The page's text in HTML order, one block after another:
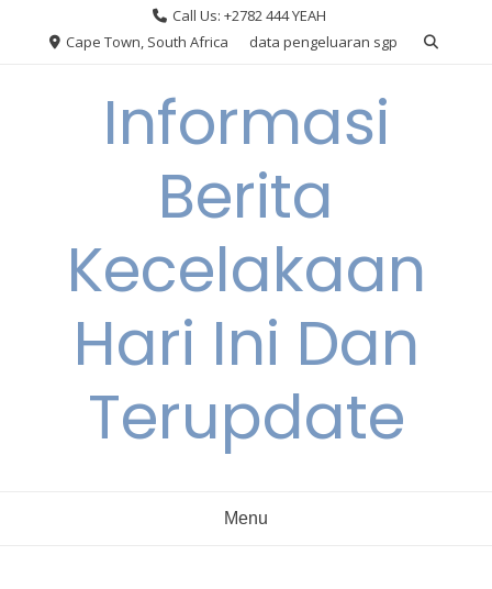
Call Us: +2782 444 YEAH
Cape Town, South Africa
data pengeluaran sgp
Informasi
Berita
Kecelakaan
Hari Ini Dan
Terupdate
Menu